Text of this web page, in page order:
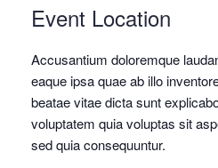
Event Location
Accusantium doloremque
eaque ipsa quae ab illo
beatae vitae dicta sunt
voluptatem quia voluptas sit
sed quia consequuntur.